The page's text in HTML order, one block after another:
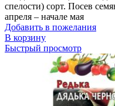
спелости) сорт. Посев
апреля – начале мая
Добавить в пожелания
В корзину
Быстрый просмотр